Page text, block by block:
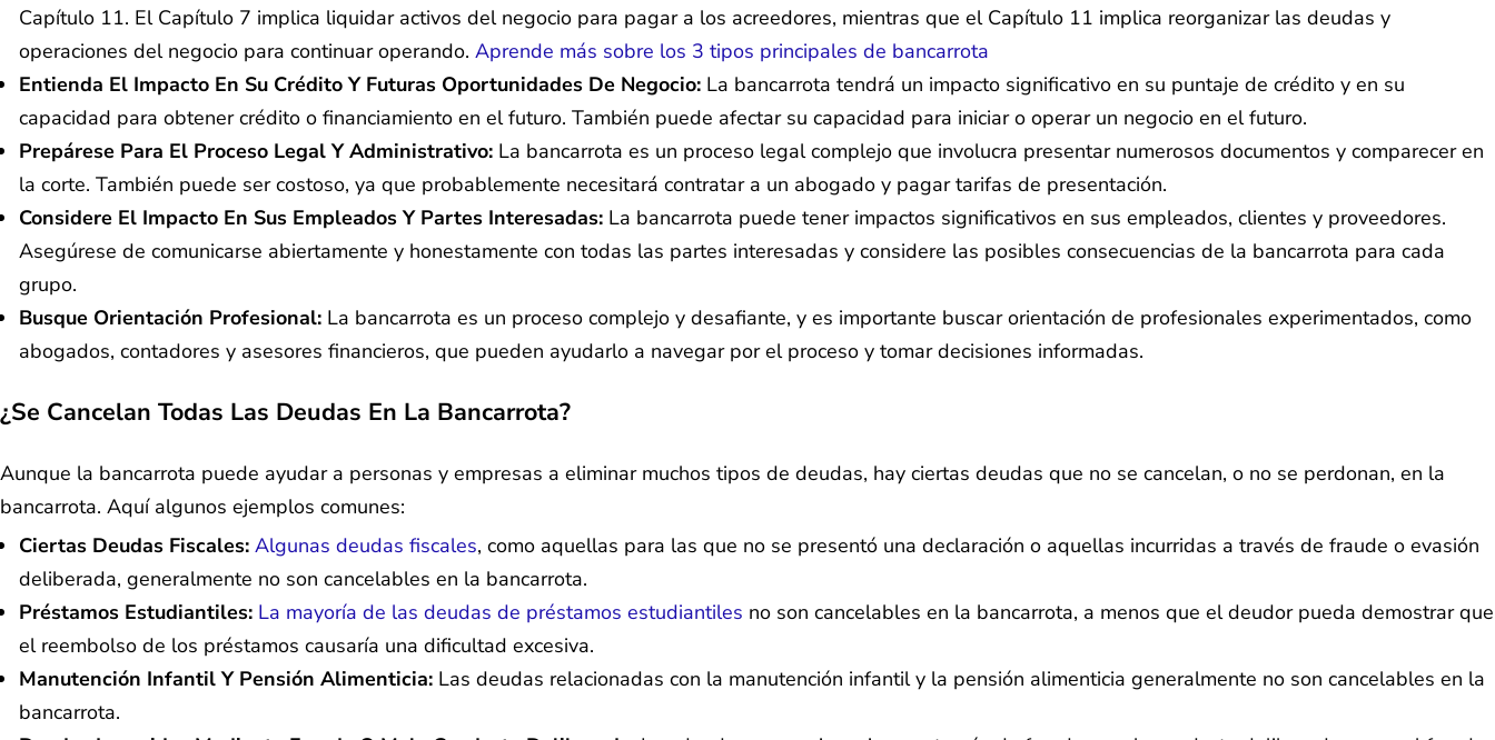
Capítulo 11. El Capítulo 7 implica liquidar activos del negocio para pagar a los acreedores, mientras que el Capítulo 11 implica reorganizar las deudas y
operaciones del negocio para continuar operando. Aprende más sobre los 3 tipos principales de bancarrota
Entienda El Impacto En Su Crédito Y Futuras Oportunidades De Negocio: La bancarrota tendrá un impacto significativo en su puntaje de crédito y en su
capacidad para obtener crédito o financiamiento en el futuro. También puede afectar su capacidad para iniciar o operar un negocio en el futuro.
Prepárese Para El Proceso Legal Y Administrativo: La bancarrota es un proceso legal complejo que involucra presentar numerosos documentos y comparecer en
la corte. También puede ser costoso, ya que probablemente necesitará contratar a un abogado y pagar tarifas de presentación.
Considere El Impacto En Sus Empleados Y Partes Interesadas: La bancarrota puede tener impactos significativos en sus empleados, clientes y proveedores.
Asegúrese de comunicarse abiertamente y honestamente con todas las partes interesadas y considere las posibles consecuencias de la bancarrota para cada
grupo.
Busque Orientación Profesional: La bancarrota es un proceso complejo y desafiante, y es importante buscar orientación de profesionales experimentados, como
abogados, contadores y asesores financieros, que pueden ayudarlo a navegar por el proceso y tomar decisiones informadas.
¿Se Cancelan Todas Las Deudas En La Bancarrota?
Aunque la bancarrota puede ayudar a personas y empresas a eliminar muchos tipos de deudas, hay ciertas deudas que no se cancelan, o no se perdonan, en la
bancarrota. Aquí algunos ejemplos comunes:
Ciertas Deudas Fiscales: Algunas deudas fiscales, como aquellas para las que no se presentó una declaración o aquellas incurridas a través de fraude o evasión
deliberada, generalmente no son cancelables en la bancarrota.
Préstamos Estudiantiles: La mayoría de las deudas de préstamos estudiantiles no son cancelables en la bancarrota, a menos que el deudor pueda demostrar que
el reembolso de los préstamos causaría una dificultad excesiva.
Manutención Infantil Y Pensión Alimenticia: Las deudas relacionadas con la manutención infantil y la pensión alimenticia generalmente no son cancelables en la
bancarrota.